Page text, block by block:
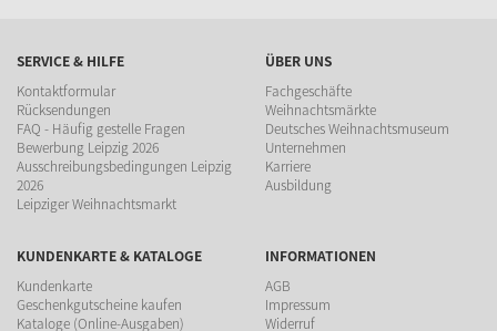
SERVICE & HILFE
Kontaktformular
Rücksendungen
FAQ - Häufig gestelle Fragen
Bewerbung Leipzig 2026
Ausschreibungsbedingungen Leipzig
2026
Leipziger Weihnachtsmarkt
ÜBER UNS
Fachgeschäfte
Weihnachtsmärkte
Deutsches Weihnachtsmuseum
Unternehmen
Karriere
Ausbildung
KUNDENKARTE & KATALOGE
Kundenkarte
Geschenkgutscheine kaufen
Kataloge (Online-Ausgaben)
INFORMATIONEN
AGB
Impressum
Widerruf